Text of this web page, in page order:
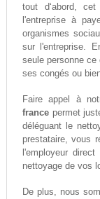
tout d‘abord,
l'entreprise à
organismes
sur l'entreprise.
seule personne ce
ses congés ou
Faire appel à
francepermet
déléguant le
prestataire, vous
l'employeur
nettoyage de vos
De plus, nous